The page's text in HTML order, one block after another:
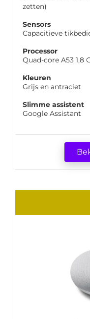
zetten)
Sensors
Capacitieve
Processor
Quad-core A53 1,8
Kleuren
Grijs en antraciet
Slimme assistent
Google Assistant